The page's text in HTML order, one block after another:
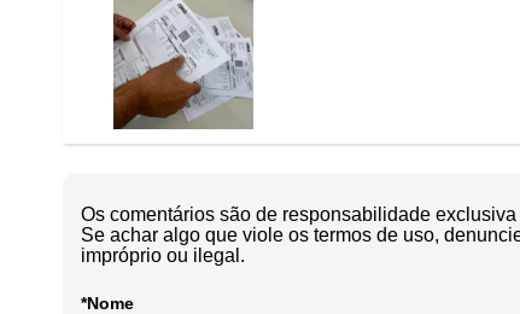
Os comentários são de responsabilidade
Se achar algo que viole os termos de uso,
impróprio ou ilegal.
*Nome